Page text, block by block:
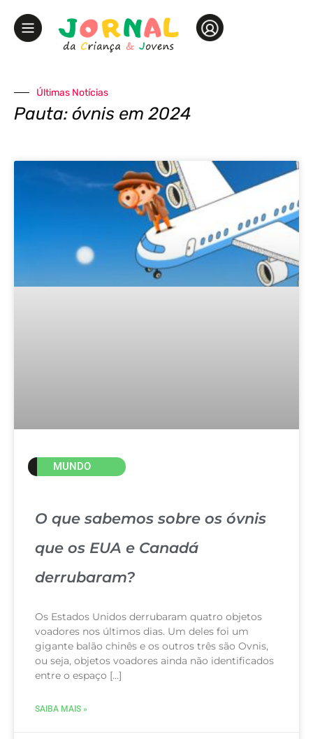
Últimas Notícias
Pauta: óvnis em 2024
MUNDO
O que sabemos sobre os óvnis
que os EUA e Canadá
derrubaram?
Os Estados Unidos derrubaram quatro objetos
voadores nos últimos dias. Um deles foi um
gigante balão chinês e os outros três são Ovnis,
ou seja, objetos voadores ainda não identificados
entre o espaço […]
SAIBA MAIS »